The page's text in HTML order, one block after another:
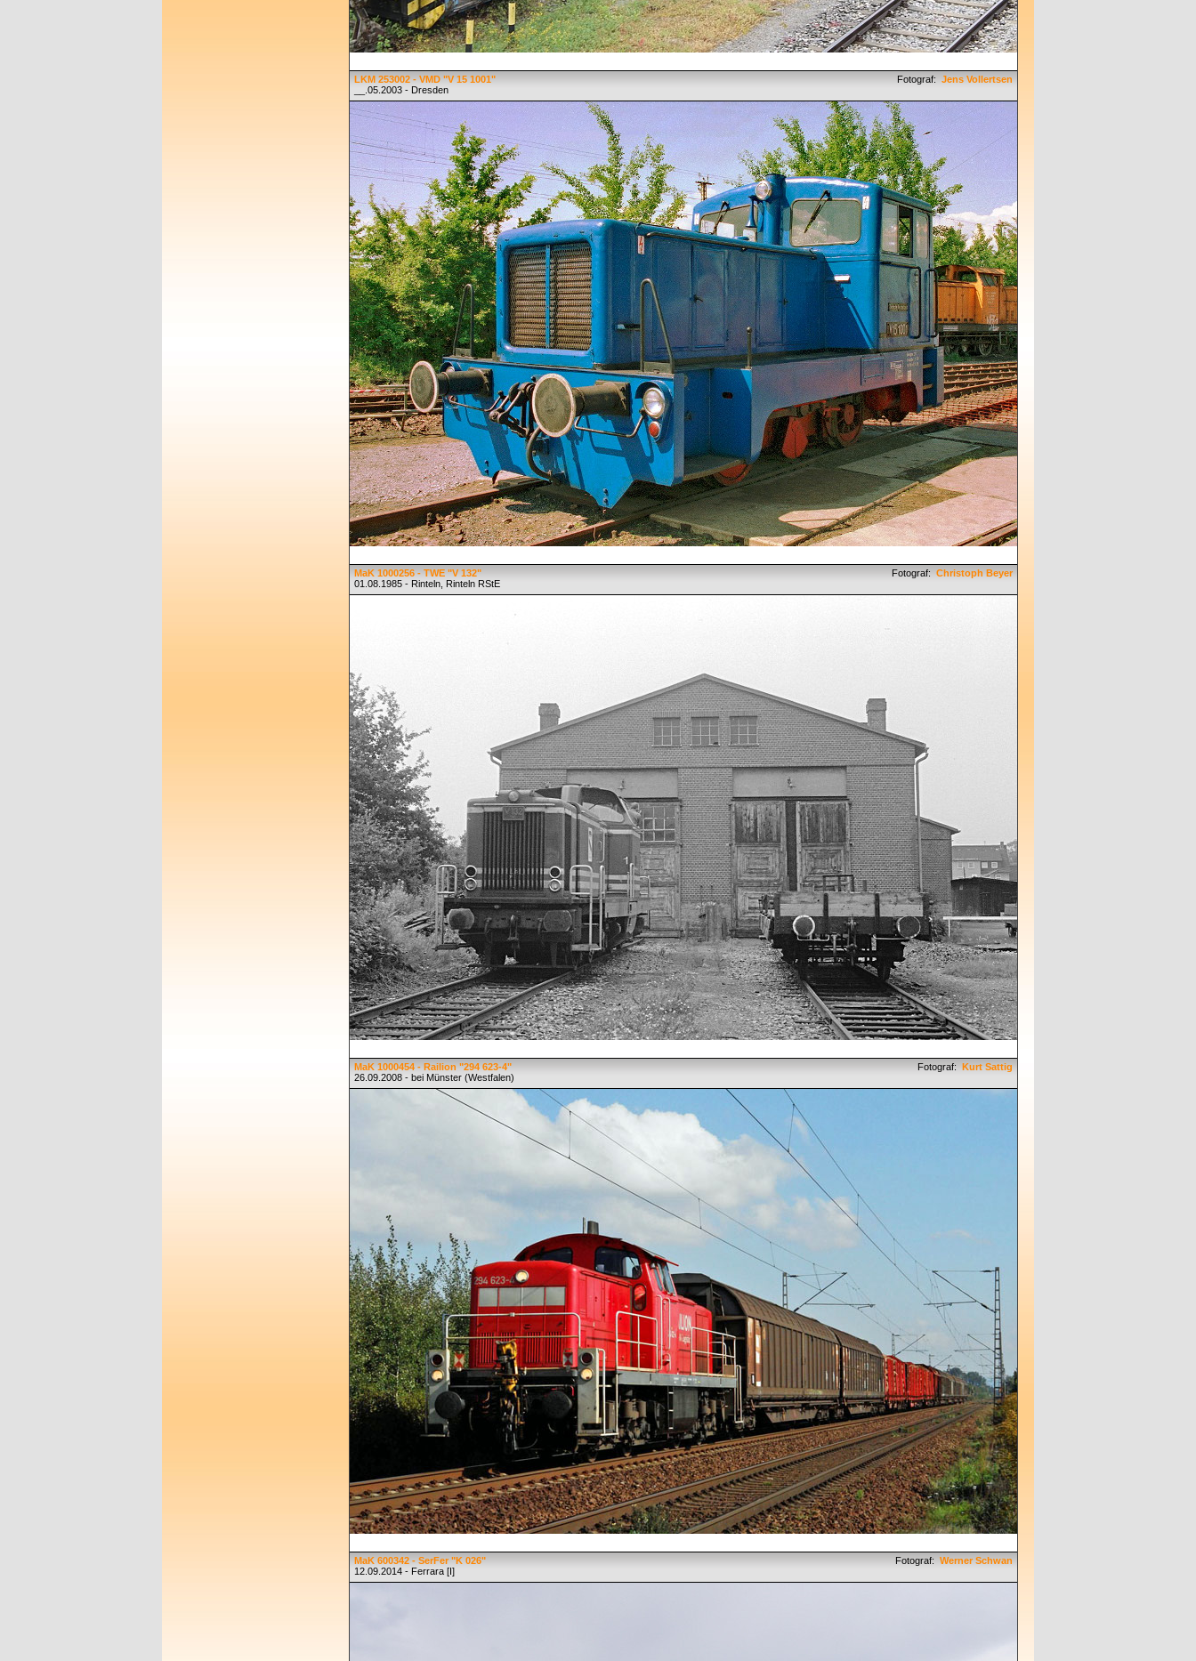
LKM 253002 - VMD "V 15 1001"
__.05.2003 - Dresden
Fotograf: Jens Vollertsen
MaK 1000256 - TWE "V 132"
01.08.1985 - Rinteln, Rinteln RStE
Fotograf: Christoph Beyer
MaK 1000454 - Railion "294 623-4"
26.09.2008 - bei Münster (Westfalen)
Fotograf: Kurt Sattig
MaK 600342 - SerFer "K 026"
12.09.2014 - Ferrara [I]
Fotograf: Werner Schwan